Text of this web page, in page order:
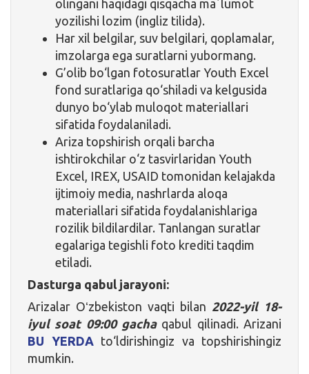
olingani haqidagi qisqacha maʼlumot
yozilishi lozim (ingliz tilida).
Har xil belgilar, suv belgilari, qoplamalar,
imzolarga ega suratlarni yubormang.
G’olib bo‘lgan fotosuratlar Youth Excel
fond suratlariga qo‘shiladi va kelgusida
dunyo bo‘ylab muloqot materiallari
sifatida foydalaniladi.
Ariza topshirish orqali barcha
ishtirokchilar o‘z tasvirlaridan Youth
Excel, IREX, USAID tomonidan kelajakda
ijtimoiy media, nashrlarda aloqa
materiallari sifatida foydalanishlariga
rozilik bildilardilar. Tanlangan suratlar
egalariga tegishli foto krediti taqdim
etiladi.
Dasturga qabul jarayoni:
Arizalar Oʻzbekiston vaqti bilan 2022-yil 18-
iyul soat 09:00 gachaqabul qilinadi. Arizani
BU YERDA to‘ldirishingiz va topshirishingiz
mumkin.